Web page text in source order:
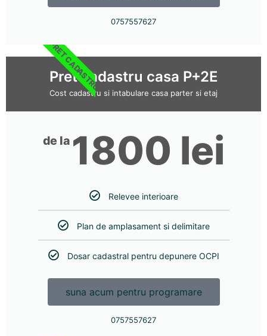
0757557627
PRET CADASTRU
Pret cadastru casa P+2E
Cost cadastru si intabulare casa parter si etaj
de la 1800 lei
Relevee interioare
Plan de amplasament si delimitare
Dosar cadastral pentru depunere OCPI
suna acum pentru programare
0757557627